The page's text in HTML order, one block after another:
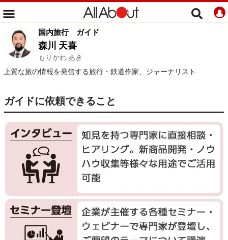
国内旅行 ガイド
森川 天喜
もりかわ あき
上質な旅の情報を発信する旅行・鉄道作家、ジャーナリスト
ガイドに依頼できること